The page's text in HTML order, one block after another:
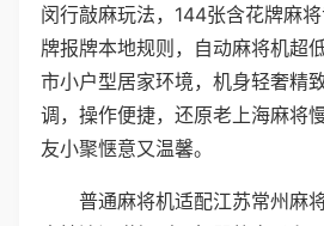
闵行敲麻玩法，144张含花牌麻
牌报牌本地规则，自动麻将机超
市小户型居家环境，机身轻奢精
调，操作便捷，还原老上海麻将
友小聚惬意又温馨。
普通麻将机适配江苏常州麻